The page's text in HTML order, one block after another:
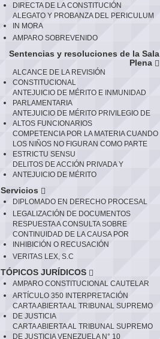
DIRECTA DE LA CONSTITUCIÓN
ALEGATO Y PROBANZA DEL PERICULUM
IN MORA
AMPARO SOBREVENIDO
Sentencias y resoluciones de la Sala
Plena
ALCANCE DE LA REVISIÓN
CONSTITUCIONAL
ANTEJUICIO DE MÉRITO E INMUNIDAD
PARLAMENTARIA
ANTEJUICIO DE MÉRITO PRIVILEGIO DE
ALTOS FUNCIONARIOS
COMPETENCIA POR LA MATERIA CUANDO
LOS NIÑOS NO FIGURAN COMO PARTE
ESTRICTU SENSU
DELITOS DE ACCIÓN PRIVADA Y
ANTEJUICIO DE MÉRITO
Servicios
DIPLOMADO EN DERECHO PROCESAL
LEGALIZACIÓN DE DOCUMENTOS
RESPUESTA A CONSULTA SOBRE
CONTINUIDAD DE LA CAUSA POR
INHIBICIÓN O RECUSACIÓN
VERITAS LEX, S.C
TÓPICOS JURÍDICOS
AMPARO CONSTITUCIONAL CAUTELAR
ARTÍCULO 350 INTERPRETACIÓN
CARTA ABIERTA AL TRIBUNAL SUPREMO
DE JUSTICIA
CARTA ABIERTA AL TRIBUNAL SUPREMO
DE JUSTICIA VENEZUELA N° 10